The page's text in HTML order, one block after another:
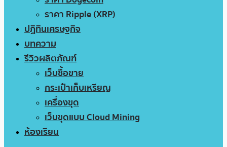
ราคา Ripple (XRP)
ปฏิทินเศรษฐกิจ
บทความ
รีวิวผลิตภัณฑ์
เว็บซื้อขาย
กระเป๋าเก็บเหรียญ
เครื่องขุด
เว็บขุดแบบ Cloud Mining
ห้องเรียน